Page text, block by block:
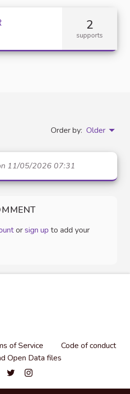
2
supports
Order by: Older
11/05/2026 07:31
orsign up to add your
of Service
Code of conduct
Open Data files
Convention citoyenne étudiante
Convention citoyenne